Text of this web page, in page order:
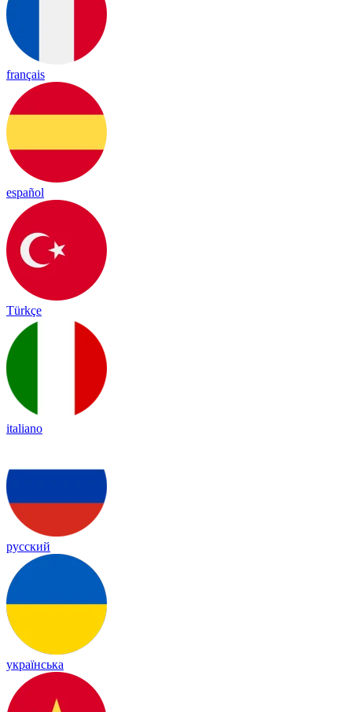
français
español
Türkçe
italiano
русский
українська